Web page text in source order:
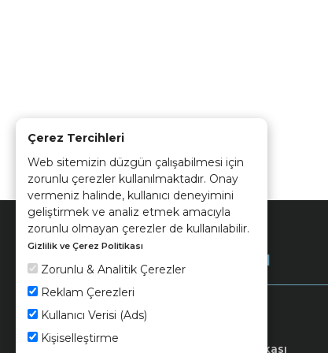
Çerez Tercihleri
Web sitemizin düzgün çalışabilmesi için
zorunlu çerezler kullanılmaktadır. Onay
vermeniz halinde, kullanıcı deneyimini
geliştirmek ve analiz etmek amacıyla
zorunlu olmayan çerezler de kullanılabilir.
Gizlilik ve Çerez Politikası
Zorunlu & Analitik Çerezler
Reklam Çerezleri
Kullanıcı Verisi (Ads)
Kişiselleştirme
Kvkk ve Çerez Politikası